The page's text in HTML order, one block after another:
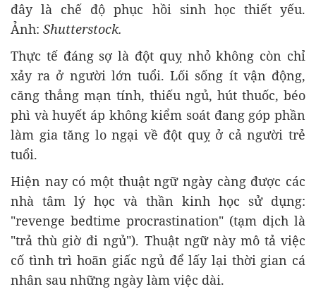
đây là chế độ phục hồi sinh học thiết yếu.
Ảnh: Shutterstock.
Thực tế đáng sợ là đột quỵ nhỏ không còn chỉ
xảy ra ở người lớn tuổi. Lối sống ít vận động,
căng thẳng mạn tính, thiếu ngủ, hút thuốc, béo
phì và huyết áp không kiểm soát đang góp phần
làm gia tăng lo ngại về đột quỵ ở cả người trẻ
tuổi.
Hiện nay có một thuật ngữ ngày càng được các
nhà tâm lý học và thần kinh học sử dụng:
"revenge bedtime procrastination" (tạm dịch là
"trả thù giờ đi ngủ"). Thuật ngữ này mô tả việc
cố tình trì hoãn giấc ngủ để lấy lại thời gian cá
nhân sau những ngày làm việc dài.